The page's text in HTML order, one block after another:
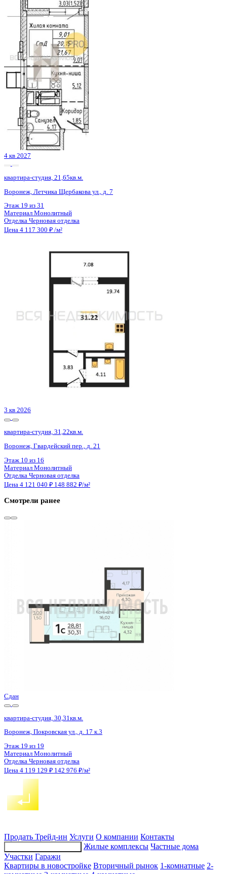
4 кв 2027
квартира-студия, 21,65кв.м.
Воронеж, Летчика Щербакова ул., д. 7
Этаж
Монолитный
Отделка Черновая отделка
Цена 4 117 300 ₽ /м²
4 кв 2027
квартира-студия, 21,65кв.м.
Воронеж, Летчика Щербакова ул., д. 7
Этаж 18 из 31
Отделка Черновая отделка
4 кв 2027
квартира-студия, 21,65кв.м.
Воронеж, Летчика Щербакова ул., д. 7
Этаж 25 из 31
Материал
Продать Трейд-ин Услуги О компании Контакты
Жилые комплексы Частные дома
Участки Гаражи
Квартиры в новостройке Вторичный рынок 1-комнатные 2-